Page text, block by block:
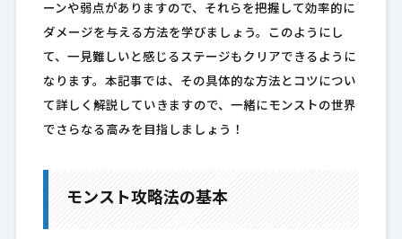
ーンや弱点がありますので、それらを把握して効率的に
ダメージを与える方法を学びましょう。このようにし
て、一見難しいと感じるステージもクリアできるように
なります。本記事では、その具体的な方法とコツについ
て詳しく解説していきますので、一緒にモンストの世界
でさらなる高みを目指しましょう！
モンスト攻略法の基本